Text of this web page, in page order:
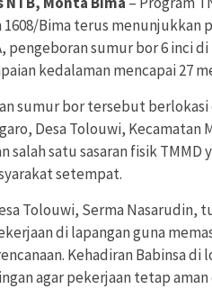
1608/Bima terus menunjukkan
pengeboran sumur bor 6 inci
kedalaman mencapai 27
sumur bor tersebut berlokasi
Desa Tolouwi, Kecamatan
salah satu sasaran fisik
setempat.
Tolouwi, Serma
di lapangan guna
Kehadiran Babinsa
agar pekerjaan tetap aman